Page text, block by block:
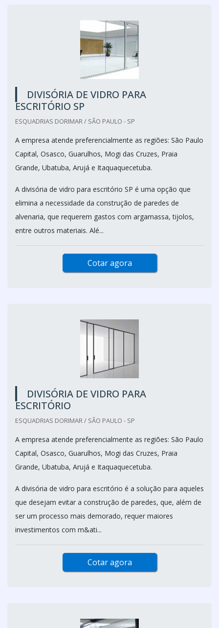
DIVISÓRIA DE VIDRO PARA
ESCRITÓRIO SP
ESQUADRIAS DORIMAR / SÃO PAULO - SP
A empresa atende preferencialmente as regiões: São Paulo
Capital, Osasco, Guarulhos, Mogi das Cruzes, Praia
Grande, Ubatuba, Arujá e Itaquaquecetuba.
A divisória de vidro para escritório SP é uma opção que
elimina a necessidade da construção de paredes de
alvenaria, que requerem gastos com argamassa, tijolos,
entre outros materiais. Alé...
Cotar agora
DIVISÓRIA DE VIDRO PARA
ESCRITÓRIO
ESQUADRIAS DORIMAR / SÃO PAULO - SP
A empresa atende preferencialmente as regiões: São Paulo
Capital, Osasco, Guarulhos, Mogi das Cruzes, Praia
Grande, Ubatuba, Arujá e Itaquaquecetuba.
A divisória de vidro para escritório é a solução para aqueles
que desejam evitar a construção de paredes, que, além de
ser um processo mais demorado, requer maiores
investimentos com m&ati...
Cotar agora